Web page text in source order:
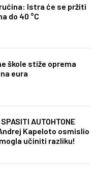
Istra će se pržiti
do 40 °C
škole stiže oprema
eura
AUTOHTONE
Andrej Kapeloto osmislio
učiniti razliku!